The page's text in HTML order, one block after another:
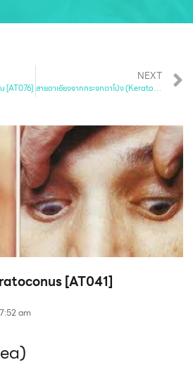
[AT076]
NEXT
สายตาเอียงจากกระจกตาโป่ง (Keratoconus) [AT044]
[AT041]
7:52 am